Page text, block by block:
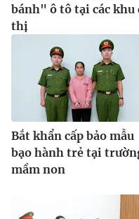
bánh" ô tô tại các khu
thị
Bắt khẩn cấp bảo mẫu
bạo hành trẻ tại
mầm non